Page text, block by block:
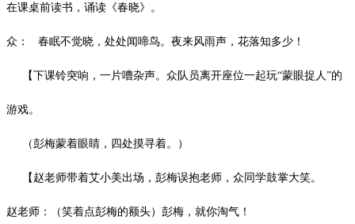
在课桌前读书，诵读《春晓》。
众： 春眠不觉晓，处处闻啼鸟。夜来风雨声，花落知多少！
【下课铃突响，一片嘈杂声。众队员离开座位一起玩“蒙眼捉人”的
游戏。
（彭梅蒙着眼睛，四处摸寻着。）
【赵老师带着艾小美出场，彭梅误抱老师，众同学鼓掌大笑。
赵老师：（笑着点彭梅的额头）彭梅，就你淘气！